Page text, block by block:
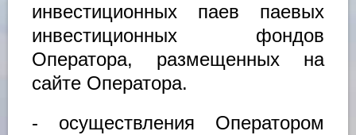
инвестиционных паев паевых
инвестиционных фондов
Оператора, размещенных на
сайте Оператора.
- осуществления Оператором